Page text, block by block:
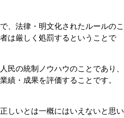
、法律・明文化されたルールのこ
は厳しく処罰するということで
民の統制ノウハウのことであり、
績・成果を評価することです。
しいとは一概にはいえないと思い